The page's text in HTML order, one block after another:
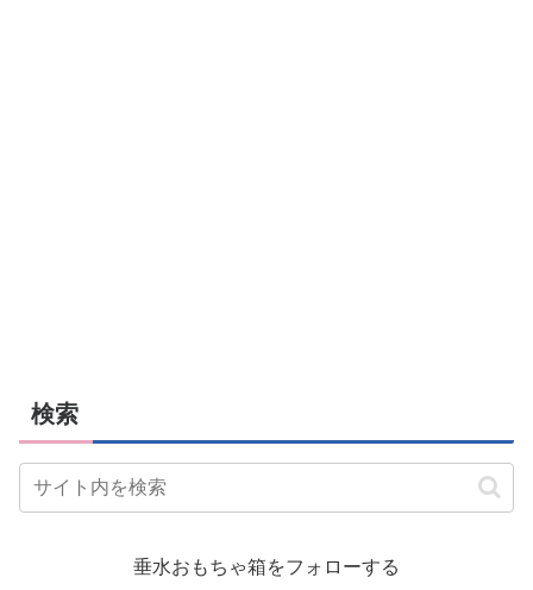
検索
垂水おもちゃ箱をフォローする